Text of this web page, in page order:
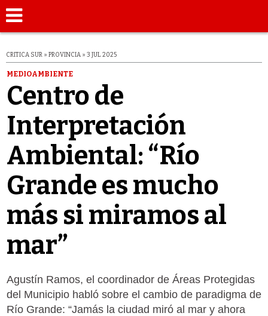
CRITICA SUR » PROVINCIA » 3 JUL 2025
MEDIOAMBIENTE
Centro de
Interpretación
Ambiental: “Río
Grande es mucho
más si miramos al
mar”
Agustín Ramos, el coordinador de Áreas Protegidas
del Municipio habló sobre el cambio de paradigma de
Río Grande: “Jamás la ciudad miró al mar y ahora